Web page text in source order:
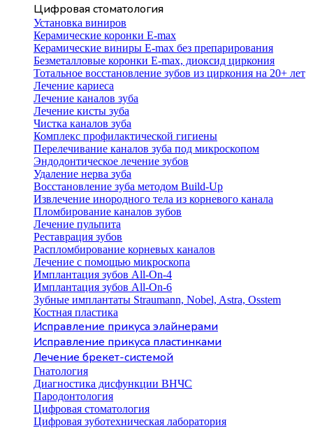
Цифровая стоматология
Установка виниров
Керамические коронки E-max
Керамические виниры E-max без препарирования
Безметалловые коронки Е-max, диоксид циркония
Тотальное восстановление зубов из циркония на 20+ лет
Лечение кариеса
Лечение каналов зуба
Лечение кисты зуба
Чистка каналов зуба
Комплекс профилактической гигиены
Перелечивание каналов зуба под микроскопом
Эндодонтическое лечение зубов
Удаление нерва зуба
Восстановление зуба методом Build-Up
Извлечение инородного тела из корневого канала
Пломбирование каналов зубов
Лечение пульпита
Реставрация зубов
Распломбирование корневых каналов
Лечение с помощью микроскопа
Имплантация зубов All-On-4
Имплантация зубов All-On-6
Зубные имплантаты Straumann, Nobel, Astra, Osstem
Костная пластика
Исправление прикуса элайнерами
Исправление прикуса пластинками
Лечение брекет-системой
Гнатология
Диагностика дисфункции ВНЧС
Пародонтология
Цифровая стоматология
Цифровая зуботехническая лаборатория